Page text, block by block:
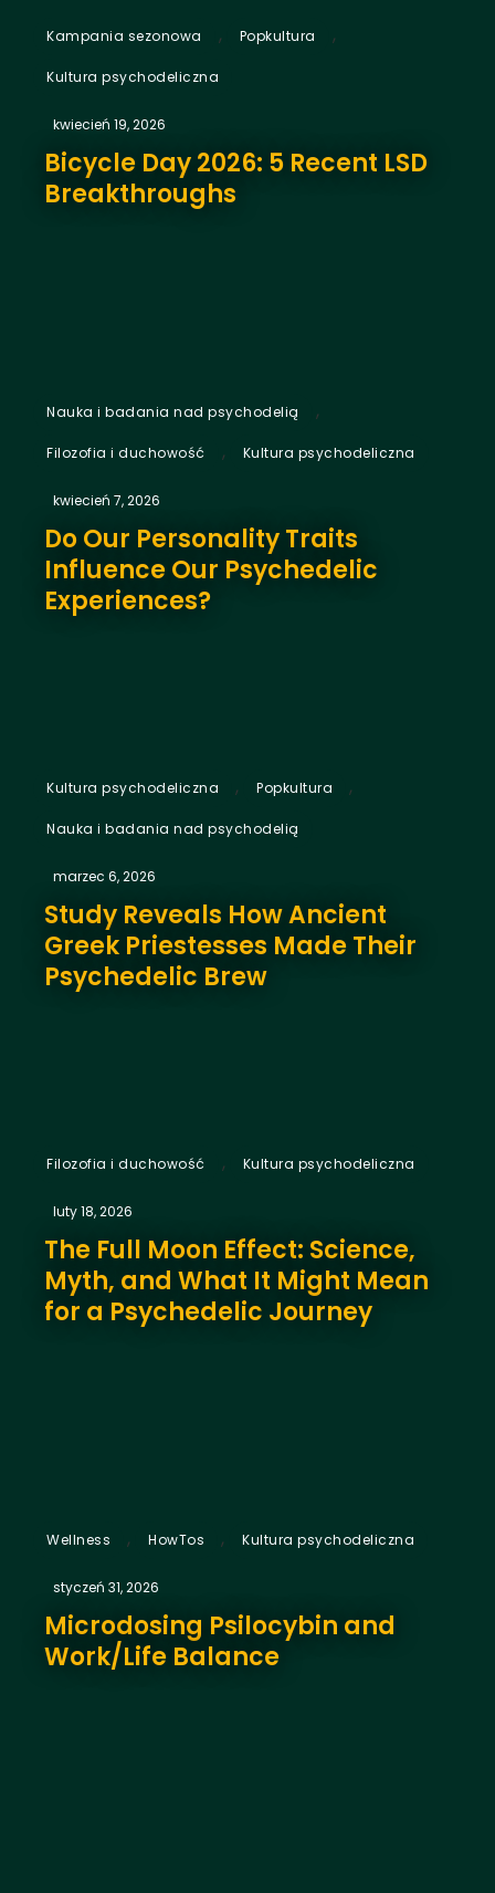
Kampania sezonowa , Popkultura ,
Kultura psychodeliczna
kwiecień 19, 2026
Bicycle Day 2026: 5 Recent LSD
Breakthroughs
Nauka i badania nad psychodelią ,
Filozofia i duchowość , Kultura psychodeliczna
kwiecień 7, 2026
Do Our Personality Traits
Influence Our Psychedelic
Experiences?
Kultura psychodeliczna , Popkultura ,
Nauka i badania nad psychodelią
marzec 6, 2026
Study Reveals How Ancient
Greek Priestesses Made Their
Psychedelic Brew
Filozofia i duchowość , Kultura psychodeliczna
luty 18, 2026
The Full Moon Effect: Science,
Myth, and What It Might Mean
for a Psychedelic Journey
Wellness , HowTos , Kultura psychodeliczna
styczeń 31, 2026
Microdosing Psilocybin and
Work/Life Balance